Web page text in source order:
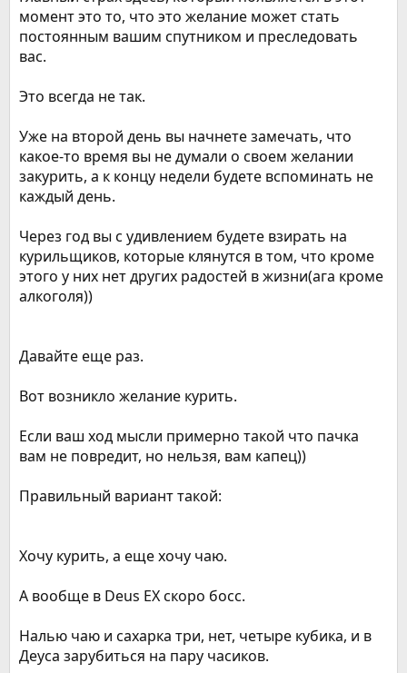
момент это то, что это желание может стать
постоянным вашим спутником и преследовать
вас.
Это всегда не так.
Уже на второй день вы начнете замечать, что
какое-то время вы не думали о своем желании
закурить, а к концу недели будете вспоминать не
каждый день.
Через год вы с удивлением будете взирать на
курильщиков, которые клянутся в том, что кроме
этого у них нет других радостей в жизни(ага кроме
алкоголя))
Давайте еще раз.
Вот возникло желание курить.
Если ваш ход мысли примерно такой что пачка
вам не повредит, но нельзя, вам капец))
Правильный вариант такой:
Хочу курить, а еще хочу чаю.
А вообще в Deus EX скоро босс.
Налью чаю и сахарка три, нет, четыре кубика, и в
Деуса зарубиться на пару часиков.